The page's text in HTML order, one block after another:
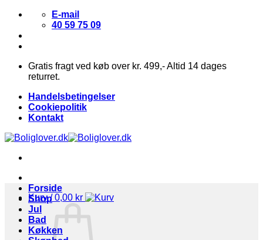
Fortsæt
indhold
E-mail
40 59 75 09
Gratis fragt ved køb over kr. 499,- Altid 14 dages
returret.
Handelsbetingelser
Cookiepolitik
Kontakt
Kurv /0,00 kr
Forside
Shop
Jul
Bad
Køkken